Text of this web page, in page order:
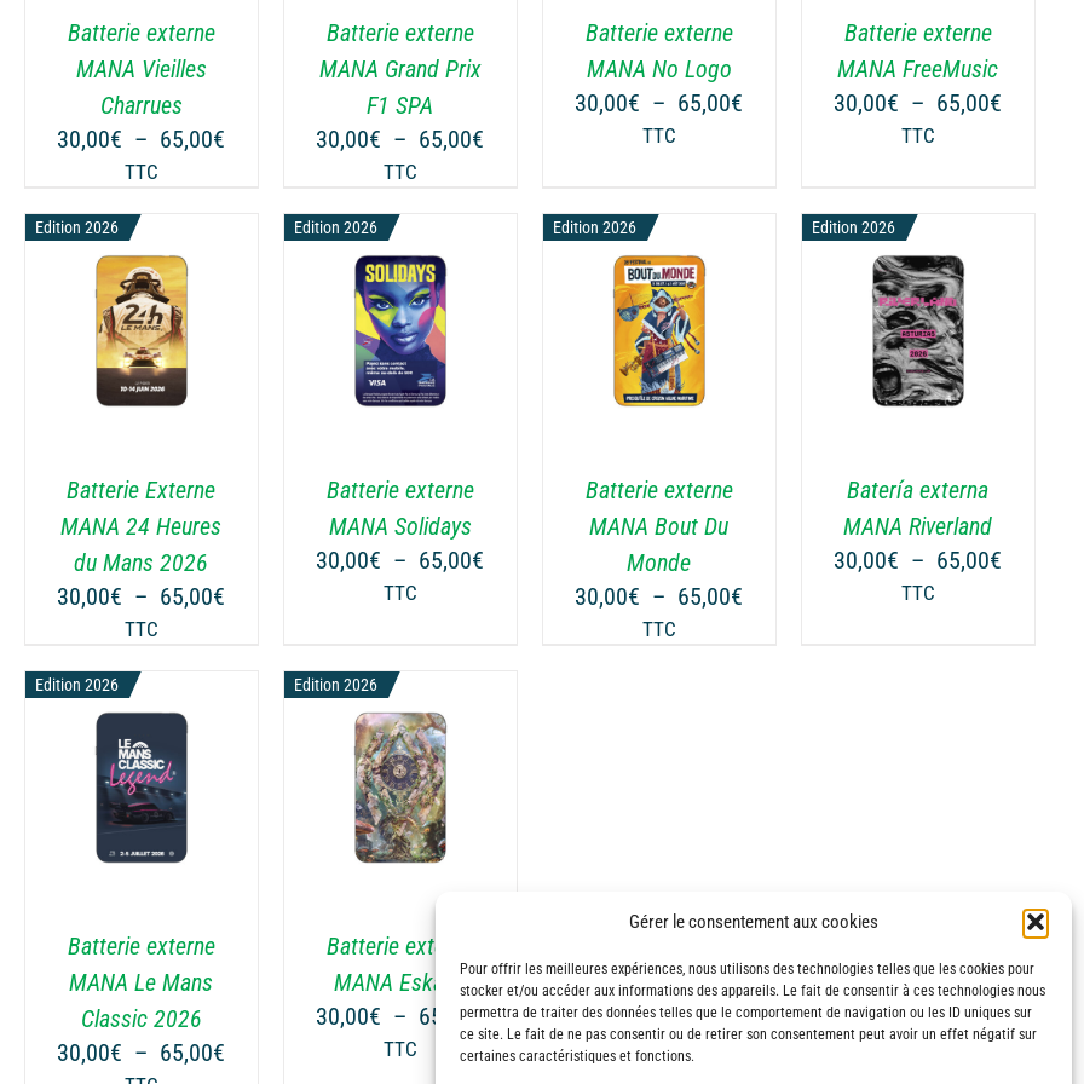
Gérer le consentement aux cookies
Pour offrir les meilleures expériences, nous utilisons des technologies telles que les cookies pour
stocker et/ou accéder aux informations des appareils. Le fait de consentir à ces technologies nous
permettra de traiter des données telles que le comportement de navigation ou les ID uniques sur
ce site. Le fait de ne pas consentir ou de retirer son consentement peut avoir un effet négatif sur
certaines caractéristiques et fonctions.
Batterie externe
MANA Vieilles
Charrues
30,00€ – 65,00€
TTC
LES
OPTIONS
PEUVENT
ÊTRE
CHOISIES
SUR
LA
PAGE
DU
PRODUIT
Batterie externe
MANA Grand Prix
F1 SPA
30,00€ – 65,00€
TTC
LES
OPTIONS
PEUVENT
ÊTRE
CHOISIES
SUR
LA
PAGE
DU
PRODUIT
Batterie externe
MANA No Logo
30,00€ – 65,00€
TTC
LES
OPTIONS
PEUVENT
ÊTRE
CHOISIES
LA
PAGE
DU
PRODUIT
Batterie externe
MANA FreeMusic
30,00€ – 65,00€
TTC
Edition 2026
Batterie Externe
MANA 24 Heures
du Mans 2026
30,00€ – 65,00€
TTC
Edition 2026
CHOIX DES OPTIONS
CE
PRODUIT
A
LES
OPTIONS
PEUVENT
ÊTRE
CHOISIES
SUR
LA
PAGE
PRODUIT
/ DÉTAILS
Batterie externe
MANA Solidays
30,00€ – 65,00€
TTC
Edition 2026
CHOIX DES OPTIONS
CE
PRODUIT
A
LES
OPTIONS
PEUVENT
ÊTRE
CHOISIES
LA
PAGE
DU
PRODUIT
/ DÉTAILS
Batterie externe
MANA Bout Du
Monde
30,00€ – 65,00€
TTC
Edition 2026
CHOIX DES OPTIONS
CE
PRODUIT
A
LES
OPTIONS
PEUVENT
ÊTRE
CHOISIES
SUR
/ DÉTAILS
Batería externa
MANA Riverland
30,00€ – 65,00€
TTC
Edition 2026
Batterie externe
MANA Le Mans
Classic 2026
30,00€ – 65,00€
Edition 2026
CHOIX DES OPTIONS
CE
PRODUIT
A
LES
OPTIONS
PEUVENT
ÊTRE
CHOISIES
/ DÉTAILS
Batterie externe
MANA Eskape
30,00€ – 65,00€Plage
de
TTC